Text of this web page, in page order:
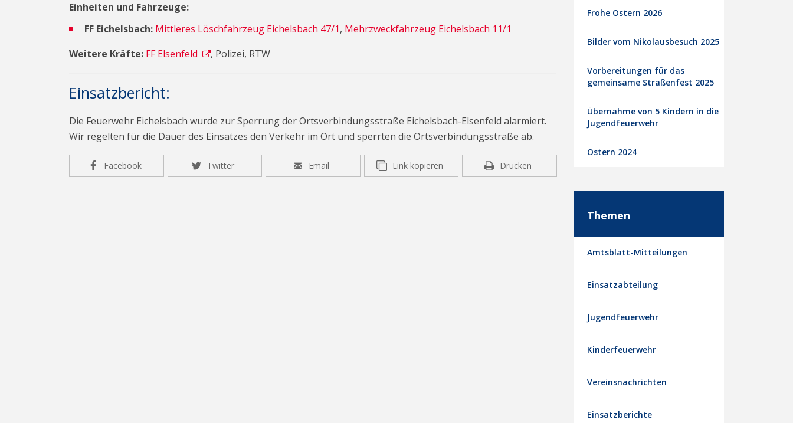
Einheiten und Fahrzeuge:
FF Eichelsbach: Mittleres Löschfahrzeug Eichelsbach 47/1, Mehrzweckfahrzeug Eichelsbach 11/1
Weitere Kräfte: FF Elsenfeld , Polizei, RTW
Einsatzbericht:
Die Feuerwehr Eichelsbach wurde zur Sperrung der Ortsverbindungsstraße Eichelsbach-Elsenfeld alarmiert.
Wir regelten für die Dauer des Einsatzes den Verkehr im Ort und sperrten die Ortsverbindungsstraße ab.
Facebook Twitter Email Link kopieren Drucken
Frohe Ostern 2026
Bilder vom Nikolausbesuch 2025
Vorbereitungen für das
gemeinsame Straßenfest 2025
Übernahme von 5 Kindern in die
Jugendfeuerwehr
Ostern 2024
Themen
Amtsblatt-Mitteilungen
Einsatzabteilung
Jugendfeuerwehr
Kinderfeuerwehr
Vereinsnachrichten
Einsatzberichte